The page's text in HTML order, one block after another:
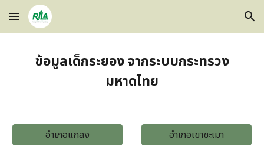
Skip to main content Skip to navigation
ข้อมูลเด็กระยอง จากระบบกระทรวง
มหาดไทย
อำเภอแกลง อำเภอเขาชะเมา